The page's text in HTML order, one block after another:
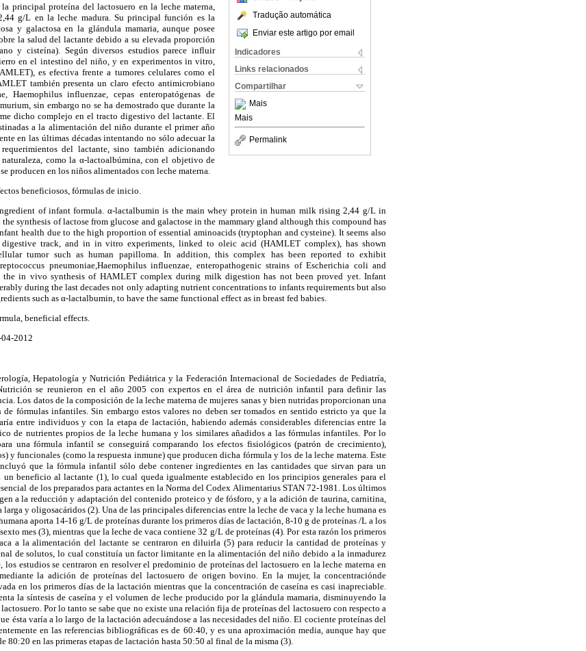
Tradução automática
Enviar este artigo por email
Indicadores
Links relacionados
Compartilhar
Mais
Mais
Permalink
principal proteína del lactosuero en la leche materna,
g/L en la leche madura. Su principal función es la
y galactosa en la glándula mamaria, aunque posee
la salud del lactante debido a su elevada proporción
y cisteína). Según diversos estudios parece influir
en el intestino del niño, y en experimentos in vitro,
es efectiva frente a tumores celulares como el
también presenta un claro efecto antimicrobiano
Haemophilus influenzae, cepas enteropatógenas de
sin embargo no se ha demostrado que durante la
dicho complejo en el tracto digestivo del lactante. El
a la alimentación del niño durante el primer año
en las últimas décadas intentando no sólo adecuar la
del lactante, sino también adicionando
como la α-lactoalbúmina, con el objetivo de
producen en los niños alimentados con leche materna.
beneficiosos, fórmulas de inicio.
of infant formula. α-lactalbumin is the main whey protein in human milk rising 2,44 g/L in
synthesis of lactose from glucose and galactose in the mammary gland although this compound has
health due to the high proportion of essential aminoacids (tryptophan and cysteine). It seems also
track, and in in vitro experiments, linked to oleic acid (HAMLET complex), has shown
tumor such as human papilloma. In addition, this complex has been reported to exhibit
pneumoniae,Haemophilus influenzae, enteropathogenic strains of Escherichia coli and
the in vivo synthesis of HAMLET complex during milk digestion has not been proved yet. Infant
during the last decades not only adapting nutrient concentrations to infants requirements but also
such as α-lactalbumin, to have the same functional effect as in breast fed babies.
beneficial effects.
2012
Hepatología y Nutrición Pediátrica y la Federación Internacional de Sociedades de Pediatría,
se reunieron en el año 2005 con expertos en el área de nutrición infantil para definir las
Los datos de la composición de la leche materna de mujeres sanas y bien nutridas proporcionan una
fórmulas infantiles. Sin embargo estos valores no deben ser tomados en sentido estricto ya que la
entre individuos y con la etapa de lactación, habiendo además considerables diferencias entre la
de nutrientes propios de la leche humana y los similares añadidos a las fórmulas infantiles. Por lo
una fórmula infantil se conseguirá comparando los efectos fisiológicos (patrón de crecimiento),
y funcionales (como la respuesta inmune) que producen dicha fórmula y los de la leche materna. Este
que la fórmula infantil sólo debe contener ingredientes en las cantidades que sirvan para un
beneficio al lactante (1), lo cual queda igualmente establecido en los principios generales para el
de los preparados para actantes en la Norma del Codex Alimentarius STAN 72-1981. Los últimos
a la reducción y adaptación del contenido proteico y de fósforo, y a la adición de taurina, carnitina,
larga y oligosacáridos (2). Una de las principales diferencias entre la leche de vaca y la leche humana es
aporta 14-16 g/L de proteínas durante los primeros días de lactación, 8-10 g de proteínas /L a los
mes (3), mientras que la leche de vaca contiene 32 g/L de proteínas (4). Por esta razón los primeros
a la alimentación del lactante se centraron en diluirla (5) para reducir la cantidad de proteínas y
de solutos, lo cual constituía un factor limitante en la alimentación del niño debido a la inmadurez
los estudios se centraron en resolver el predominio de proteínas del lactosuero en la leche materna en
la adición de proteínas del lactosuero de origen bovino. En la mujer, la concentraciónde
en los primeros días de la lactación mientras que la concentración de caseína es casi inapreciable.
la síntesis de caseína y el volumen de leche producido por la glándula mamaria, disminuyendo la
Por lo tanto se sabe que no existe una relación fija de proteínas del lactosuero con respecto a
ésta varía a lo largo de la lactación adecuándose a las necesidades del niño. El cociente proteínas del
en las referencias bibliográficas es de 60:40, y es una aproximación media, aunque hay que
80:20 en las primeras etapas de lactación hasta 50:50 al final de la misma (3).